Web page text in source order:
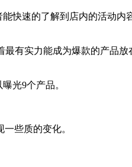
快速的了解到店内的活动内
有实力能成为爆款的产品
光9个产品。
些质的变化。